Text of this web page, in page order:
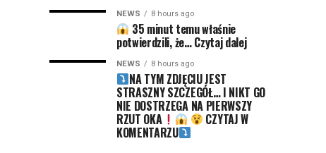
NEWS 8 hours ago
35 minut temu właśnie
potwierdzili, że… Czytaj dalej
NEWS 8 hours ago
NA TYM ZDJĘCIU JEST
STRASZNY SZCZEGÓŁ… I NIKT GO
NIE DOSTRZEGA NA PIERWSZY
RZUT OKA CZYTAJ W
KOMENTARZU